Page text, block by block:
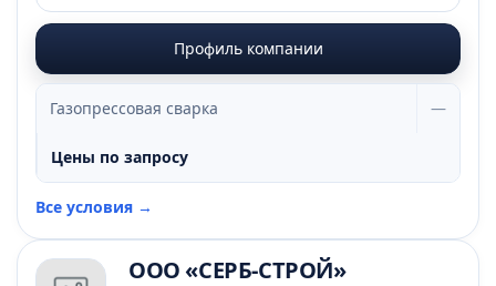
Профиль компании
Газопрессовая сварка —
Цены по запросу
Все условия →
ООО «СЕРБ-СТРОЙ»